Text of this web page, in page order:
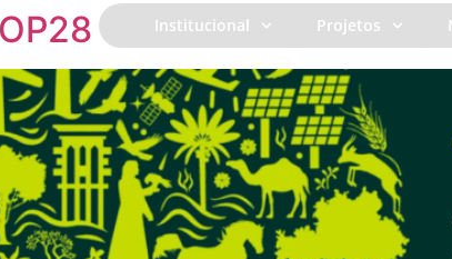
Institucional Projetos